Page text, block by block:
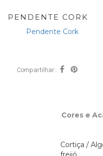
PENDENTE CORK
Compartilhar:
Cores e
Cortiça /